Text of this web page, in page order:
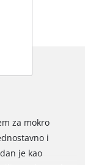
za mokro
i
je kao